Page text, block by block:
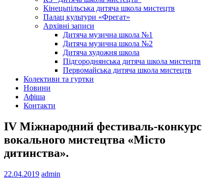
Кінецьпільська дитяча школа мистецтв
Палац культури «Фрегат»
Архівні записи
Дитяча музична школа №1
Дитяча музична школа №2
Дитяча художня школа
Підгороднянська дитяча школа мистецтв
Первомайська дитяча школа мистецтв
Колективи та гуртки
Новини
Афіша
Контакти
ІV Міжнародний фестиваль-конкурс
вокального мистецтва «Місто
дитинства».
22.04.2019 admin